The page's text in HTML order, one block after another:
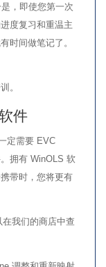
，即使您第一次
度复习和重温主
时间做笔记了。
。
件
定需要 EVC
拥有 WinOLS 软
带时，您将更有
我们的商店中查